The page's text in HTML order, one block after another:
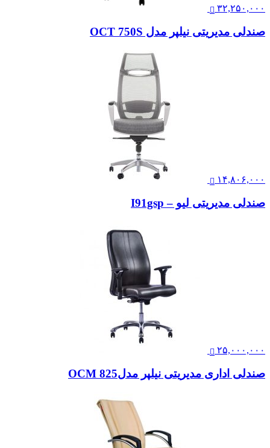
۳۲,۲۵۰,۰۰۰
صندلی مدیریتی نیلپر مدل OCT 750S
۱۴,۸۰۶,۰۰۰
صندلی مدیریتی لیو – I91gsp
۲۵,۰۰۰,۰۰۰
صندلی اداری مدیریتی نیلپر مدلOCM 825